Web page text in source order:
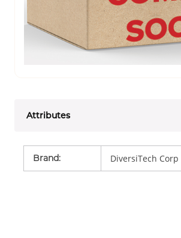
Attributes
Brand: DiversiTech Corp